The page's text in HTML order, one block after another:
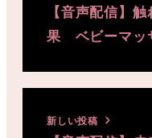
【音声配信】
果 ベビーマッ
新しい投稿